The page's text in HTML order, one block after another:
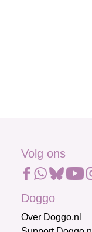
Volg ons
Doggo
Over Doggo.nl